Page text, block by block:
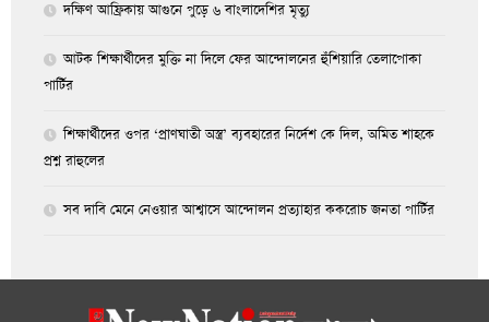
দক্ষিণ আফ্রিকায় আগুনে পুড়ে ৬ বাংলাদেশির মৃত্যু
আটক শিক্ষার্থীদের মুক্তি না দিলে ফের আন্দোলনের হুঁশিয়ারি তেলাপোকা
পার্টির
শিক্ষার্থীদের ওপর ‘প্রাণঘাতী অস্ত্র’ ব্যবহারের নির্দেশ কে দিল, অমিত শাহকে
প্রশ্ন রাহুলের
সব দাবি মেনে নেওয়ার আশ্বাসে আন্দোলন প্রত্যাহার ককরোচ জনতা পার্টির